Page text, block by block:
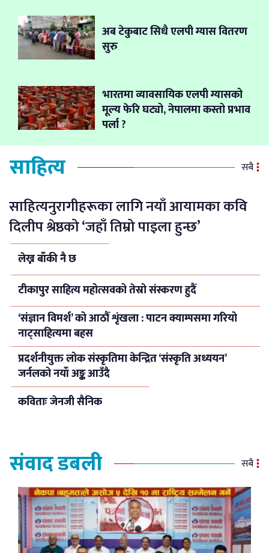
अब टेकुबाट सिधै एलपी ग्यास वितरण
सुरु
भारतमा व्यावसायिक एलपी ग्यासको
मूल्य फेरि घट्यो, नेपालमा कस्तो प्रभाव
पर्ला ?
साहित्य सबै
साहित्यनुरागीहरूका लागि नयाँ आयामका कवि
दिलीप श्रेष्ठको ‘जहाँ तिम्रो पाइला हुन्छ’
लेख्न बाँकी नै छ
टीकापुर साहित्य महोत्सवको तेस्रो संस्करण हुदैँ
‘संज्ञान विमर्श’ को आठौँ शृंखला : पाटन क्याम्पसमा गरियो
नाट्साहित्यमा बहस
प्रदर्शनीयुक्त लोक संस्कृतिमा केन्द्रित ‘संस्कृति अध्ययन’
जर्नलको नयाँ अङ्क आउँदै
कविताः जेनजी सैनिक
संवाद डबली सबै